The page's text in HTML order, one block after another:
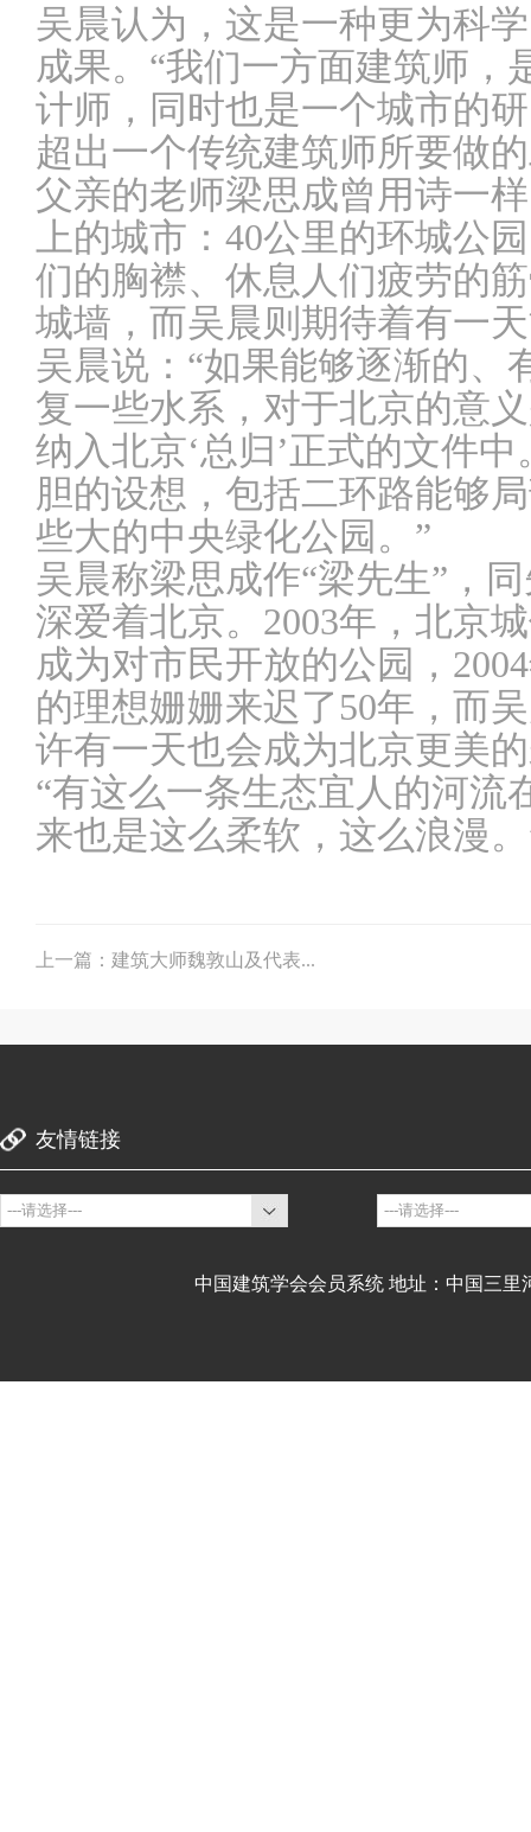
吴晨认为，这是一种更为科
成果。“我们一方面建筑师，
计师，同时也是一个城市的
超出一个传统建筑师所要做
父亲的老师梁思成曾用诗一
上的城市：40公里的环城公
们的胸襟、休息人们疲劳的
城墙，而吴晨则期待着有一
吴晨说： “如果能够逐渐的、
复一些水系，对于北京的意
纳入北京‘总归’正式的文件
胆的设想，包括二环路能够
些大的中央绿化公园。”
吴晨称梁思成作“梁先生”，
深爱着北京。2003年，北京
成为对市民开放的公园，
的理想姗姗来迟了50年，而
许有一天也会成为北京更美
“有这么一条生态宜人的河流
来也是这么柔软，这么浪漫
上一篇：建筑大师魏敦山及代表...
友情链接
中国建筑学会会员系统 地址：中国三里